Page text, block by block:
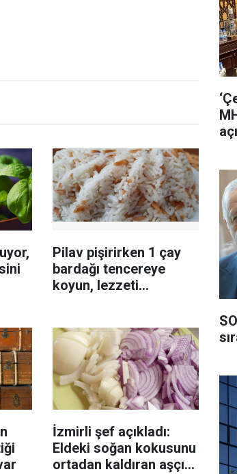
Pilav pişirirken 1 çay
bardağı tencereye
koyun, lezzeti
İzmirli şef açıkladı:
Eldeki soğan kokusunu
ortadan kaldıran aşçı